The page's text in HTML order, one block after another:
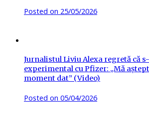
Posted on 25/05/2026
Jurnalistul Liviu Alexa regretă că
experimental cu Pfizer: „Mă
moment dat” (Video)
Posted on 05/04/2026